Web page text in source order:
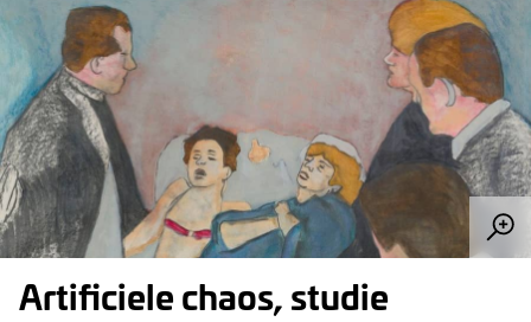
Artificiele chaos, studie